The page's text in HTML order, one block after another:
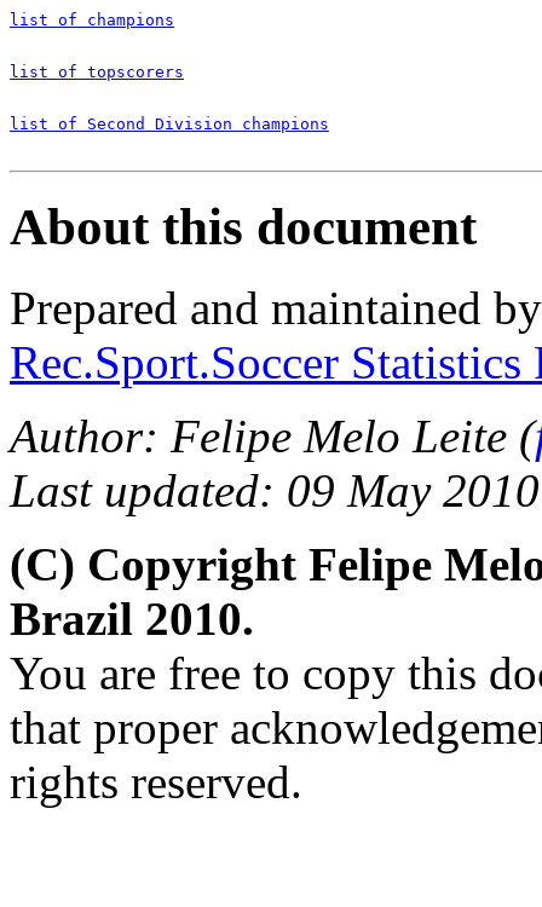
list of champions
list of topscorers
list of Second Division champions
About this document
Prepared and maintained
Rec.Sport.Soccer
Author: Felipe Melo Leite (
Last updated: 09 May 2010
(C) Copyright Felipe
Brazil 2010.
You are free to copy this
that proper
rights reserved.